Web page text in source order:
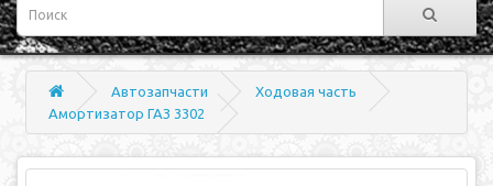
Автозапчасти
Ходовая часть
Амортизатор ГАЗ 3302